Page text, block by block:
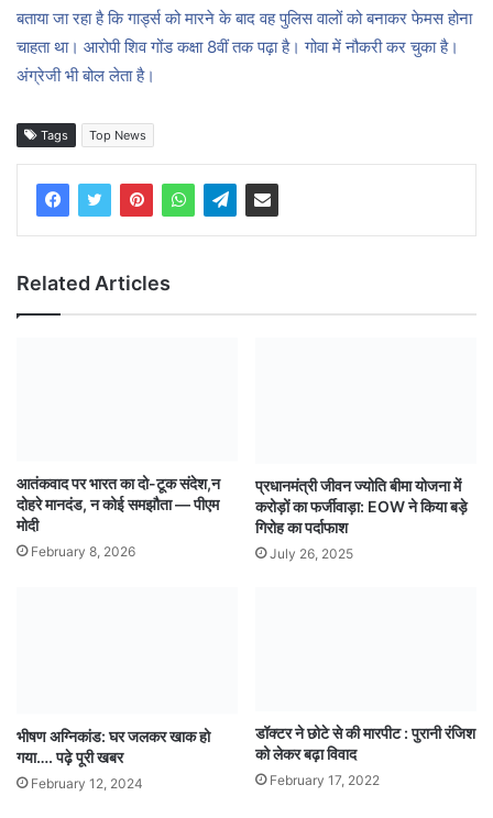
बताया जा रहा है कि गार्ड्स को मारने के बाद वह पुलिस वालों को बनाकर फेमस होना
चाहता था। आरोपी शिव गोंड कक्षा 8वीं तक पढ़ा है। गोवा में नौकरी कर चुका है।
अंग्रेजी भी बोल लेता है।
Tags Top News
Related Articles
आतंकवाद पर भारत का दो-टूक संदेश,न
दोहरे मानदंड, न कोई समझौता — पीएम
मोदी
February 8, 2026
प्रधानमंत्री जीवन ज्योति बीमा योजना में
करोड़ों का फर्जीवाड़ा: EOW ने किया बड़े
गिरोह का पर्दाफाश
July 26, 2025
भीषण अग्निकांड: घर जलकर खाक हो
गया…. पढ़े पूरी खबर
February 12, 2024
डॉक्टर ने छोटे से की मारपीट : पुरानी रंजिश
को लेकर बढ़ा विवाद
February 17, 2022